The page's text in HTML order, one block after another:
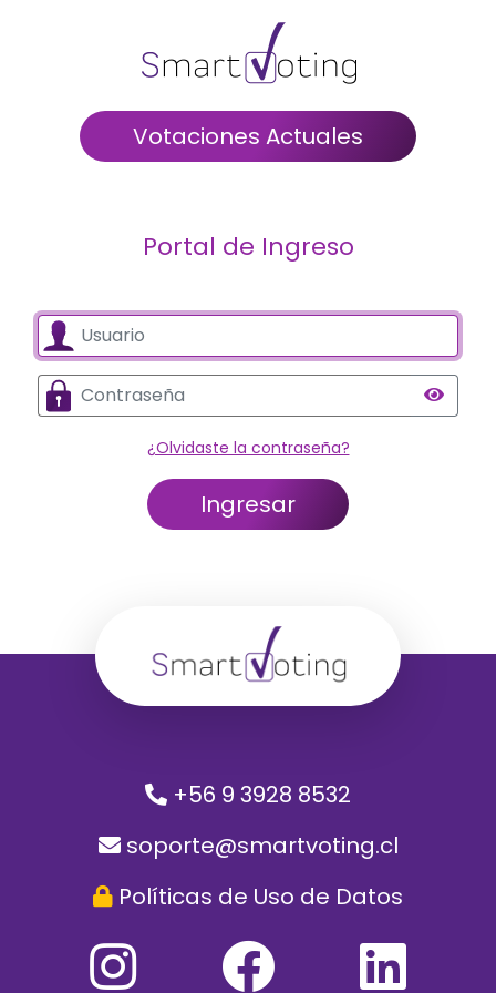
Votaciones Actuales
Portal de Ingreso
¿Olvidaste la contraseña?
Ingresar
+56 9 3928 8532
soporte@smartvoting.cl
Políticas de Uso de Datos